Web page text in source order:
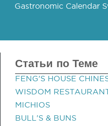
Gastronomic Calendar
Статьи по Теме
FENG'S HOUSE
WISDOM
MICHIOS
BULL'S & BUNS